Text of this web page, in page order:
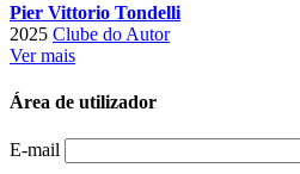
Pier Vittorio Tondelli
2025 Clube do Autor
Ver mais
Área de utilizador
E-mail